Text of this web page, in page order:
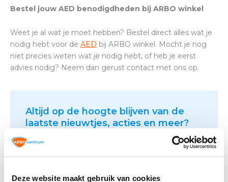
Deze website maakt gebruik van cookies
Bestel jouw AED benodigdheden bij ARBO winkel
Weet je al wat je moet hebben? Bestel direct alles wat je
nodig hebt voor de AED bij ARBO winkel. Mocht je nog
niet precies weten wat je nodig hebt, of heb je eerst
advies nodig? Neem dan gerust contact met ons op.
Altijd op de hoogte blijven van de
laatste nieuwtjes, acties en meer?
Schrijf je in voor onze nieuwsbrief!
Abonneer